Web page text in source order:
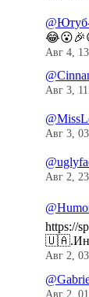
Авг 4,
Авг 3,
Авг 3,
Авг 2,
https://
Авг 2,
Авг 2,